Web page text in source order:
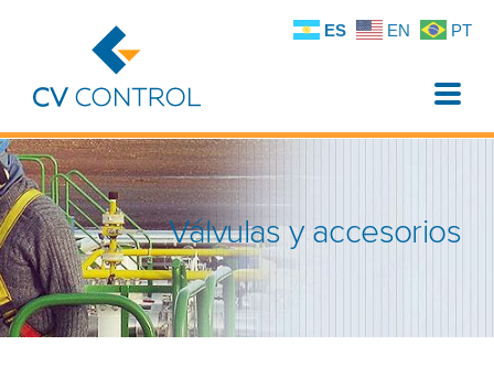
Toggle
Válvulas y accesorios
ES EN PT